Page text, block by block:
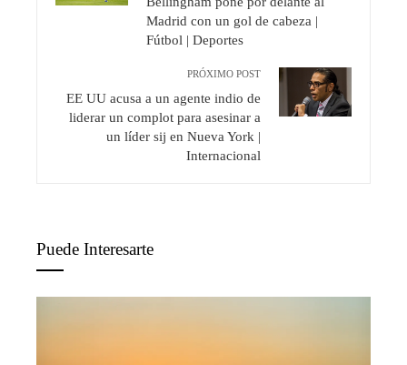
Madrid con un gol de cabeza |
Fútbol | Deportes
PRÓXIMO POST
EE UU acusa a un agente indio de
liderar un complot para asesinar a
un líder sij en Nueva York |
Internacional
Puede Interesarte